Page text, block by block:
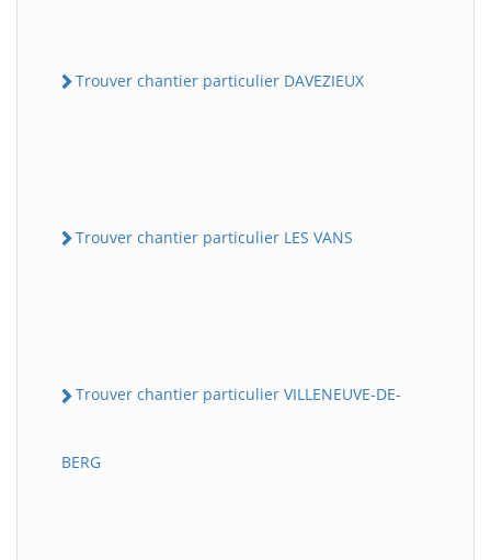
Trouver chantier particulier DAVEZIEUX
Trouver chantier particulier LES VANS
Trouver chantier particulier VILLENEUVE-DE-
BERG